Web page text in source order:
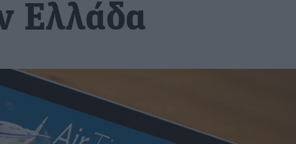
Ελλάδα